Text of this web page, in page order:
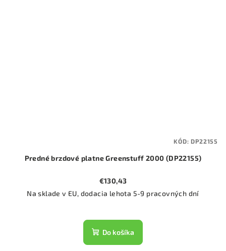
Predné brzdové platne Greenstuff 2000 (DP22155)
€130,43
Na sklade v EU, dodacia lehota 5-9 pracovných dní
Do košíka
KÓD:DP22155